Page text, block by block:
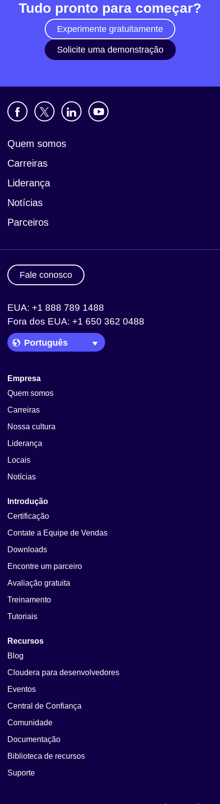
Tudo pronto para começar?
Experimente gratuitamente
Solicite uma demonstração
Quem somos
Carreiras
Liderança
Notícias
Parceiros
Fale conosco
EUA: +1 888 789 1488
Fora dos EUA: +1 650 362 0488
Language Picker
Empresa
Quem somos
Carreiras
Nossa cultura
Liderança
Locais
Notícias
Introdução
Certificação
Contate a Equipe de Vendas
Downloads
Encontre um parceiro
Avaliação gratuita
Treinamento
Tutoriais
Recursos
Blog
Cloudera para desenvolvedores
Eventos
Central de Confiança
Comunidade
Documentação
Biblioteca de recursos
Suporte